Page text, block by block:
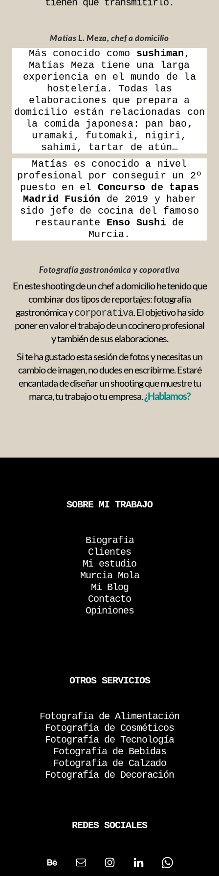
tienen que transmitirlo.
Matías L. Meza, chef a domicilio
Más conocido como sushiman ,
Matías Meza tiene una larga
experiencia en el mundo de la
hostelería. Todas las
elaboraciones que prepara a
domicilio están relacionadas con
la comida japonesa: pan bao,
uramaki, futomaki, nigiri,
sahimi, tartar de atún…
Matías es conocido a nivel
profesional por conseguir un 2º
puesto en el Concurso de tapas
Madrid Fusión de 2019 y haber
sido jefe de cocina del famoso
restaurante Enso Sushide
Murcia.
Fotografía gastronómica y coporativa
En este shooting de un chef a domicilio he tenido que
combinar dos tipos de reportajes: fotografía
gastronómica ycorporativa. El objetivo ha sido
poner en valor el trabajo de un cocinero profesional
y también de sus elaboraciones.
Si te ha gustado esta sesión de fotos y necesitas un
cambio de imagen, no dudes en escribirme. Estaré
encantada de diseñar un shooting que muestre tu
marca, tu trabajo o tu empresa.¿Hablamos?
SOBRE MI TRABAJO
Biografía
Clientes
Mi estudio
Murcia Mola
Mi Blog
Contacto
Opiniones
OTROS SERVICIOS
Fotografía de Alimentación
Fotografía de Cosméticos
Fotografía de Tecnología
Fotografía de Bebidas
Fotografía de Calzado
Fotografía de Decoración
REDES SOCIALES